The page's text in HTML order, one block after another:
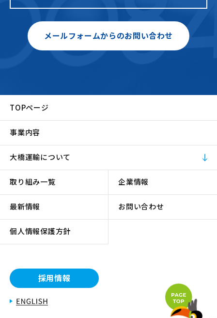
メールフォームからのお問い合わせ
TOPページ
事業内容
大橋運輸について
取り組み一覧 企業情報
最新情報 お問い合わせ
個人情報保護方針
採用情報